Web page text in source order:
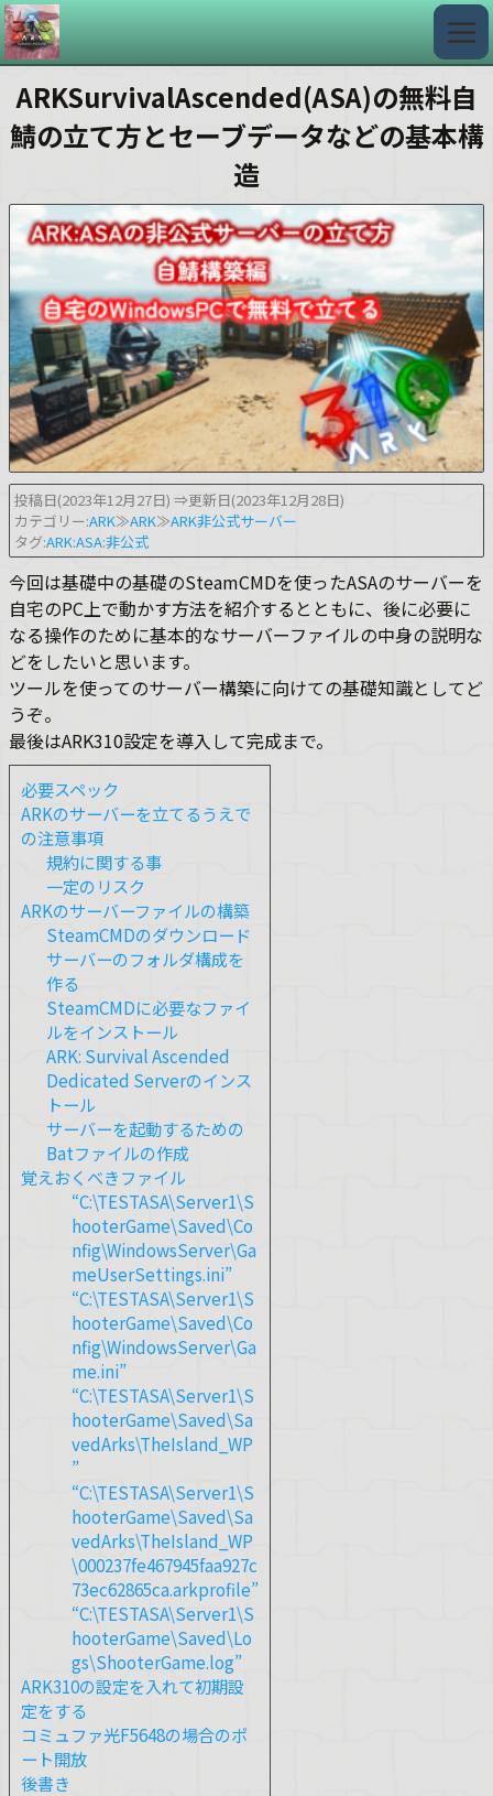
ARKSurvivalAscended(ASA)の無料自
鯖の立て方とセーブデータなどの基本構
造
投稿日(2023年12月27日) ⇒更新日(2023年12月28日)
カテゴリー:ARK≫ARK≫ARK非公式サーバー
タグ:ARK:ASA:非公式
今回は基礎中の基礎のSteamCMDを使ったASAのサーバーを
自宅のPC上で動かす方法を紹介するとともに、後に必要に
なる操作のために基本的なサーバーファイルの中身の説明な
どをしたいと思います。
ツールを使ってのサーバー構築に向けての基礎知識としてど
うぞ。
最後はARK310設定を導入して完成まで。
必要スペック
ARKのサーバーを立てるうえで
の注意事項
規約に関する事
一定のリスク
ARKのサーバーファイルの構築
SteamCMDのダウンロード
サーバーのフォルダ構成を
作る
SteamCMDに必要なファイ
ルをインストール
ARK: Survival Ascended
Dedicated Serverのインス
トール
サーバーを起動するための
Batファイルの作成
覚えおくべきファイル
“C:\TESTASA\Server1\S
hooterGame\Saved\Co
nfig\WindowsServer\Ga
meUserSettings.ini”
“C:\TESTASA\Server1\S
hooterGame\Saved\Co
nfig\WindowsServer\Ga
me.ini”
“C:\TESTASA\Server1\S
hooterGame\Saved\Sa
vedArks\TheIsland_WP
”
“C:\TESTASA\Server1\S
hooterGame\Saved\Sa
vedArks\TheIsland_WP
\000237fe467945faa927c
73ec62865ca.arkprofile”
“C:\TESTASA\Server1\S
hooterGame\Saved\Lo
gs\ShooterGame.log”
ARK310の設定を入れて初期設
定をする
コミュファ光F5648の場合のポ
ート開放
後書き